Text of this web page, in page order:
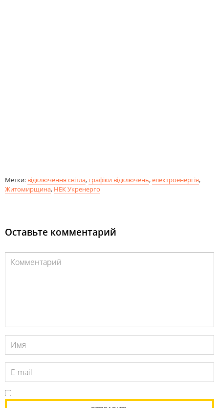
Метки: відключення світла, графіки відключень,електроенергія,
Житомирщина, НЕК Укренерго
Оставьте комментарий